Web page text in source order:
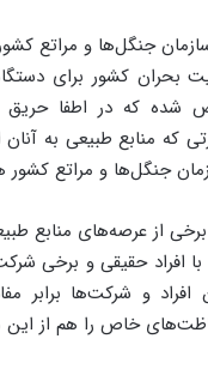
بحران کشور برای
شده که در اطفا حریق
که منابع طبیعی به
جنگل‌ها و مراتع کشور
از عرصه‌های منابع
با افراد حقیقی و برخی
افراد و شرکت‌ها برابر
خاص را هم از این